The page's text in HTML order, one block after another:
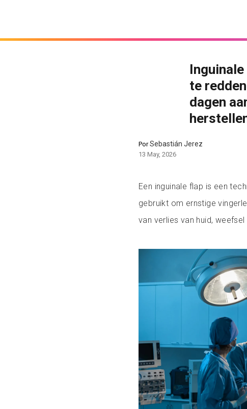
te
dagen
PorSebastián Jerez
13 May, 2026
Een inguinale flap is een
gebruikt om ernstige
van verlies van huid,